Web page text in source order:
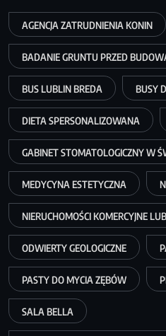
AGENCJA ZATRUDNIENIA KONIN
BADANIE GRUNTU PRZED
BUS LUBLIN BREDA BUSY
DIETA SPERSONALIZOWANA
GABINET STOMATOLOGICZNY W
MEDYCYNA ESTETYCZNA
NIERUCHOMOŚCI KOMERCYJNE
ODWIERTY GEOLOGICZNE
PASTY DO MYCIA ZĘBÓW
SALA BELLA